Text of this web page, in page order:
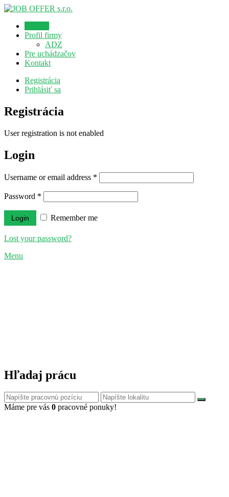
Profil firmy
ADZ
Pre uchádzačov
Kontakt
Registrácia
Prihlásiť sa
Registrácia
User registration is not enabled
Login
Username or email address *
Password *
Remember me
Lost your password?
Menu
Hľadaj prácu
Máme pre vás 0 pracovné ponuky!